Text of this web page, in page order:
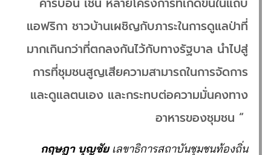
แอฟริกา ชาวบ้านเผชิญกับภาระในการดูแลป่าที่
มากเกินกว่าที่ตกลงกันไว้กับทางรัฐบาล นำไปสู่
การที่ชุมชนสูญเสียความสามารถในการจัดการ
และดูแลตนเอง และกระทบต่อความมั่นคงทาง
อาหารของชุมชน “
กฤษฎา บุญชัยเลขาธิการสถาบันชุมชนท้องถิ่น